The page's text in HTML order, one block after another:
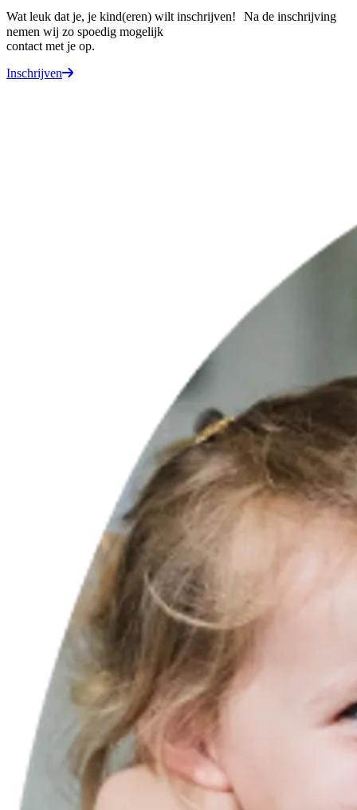
Wat leuk dat je, je kind(eren) wilt inschrijven! Na de inschrijving
nemen wij zo spoedig mogelijk
contact met je op.
Inschrijven